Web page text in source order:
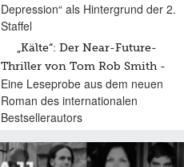
Depression“ als Hintergrund der 2.
Staffel
„Kälte“: Der Near-Future-
Thriller von Tom Rob Smith
Eine Leseprobe aus dem neuen
Roman des internationalen
Bestsellerautors